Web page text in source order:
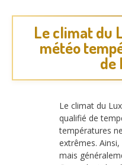
Le climat du
météo
de
Le climat du
qualifié de
températures
extrêmes.
mais